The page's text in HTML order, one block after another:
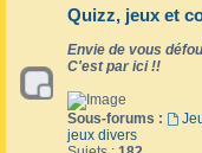
Quizz, jeux et
Envie de vous
C'est par ici !!
Sous-forums :
jeux divers